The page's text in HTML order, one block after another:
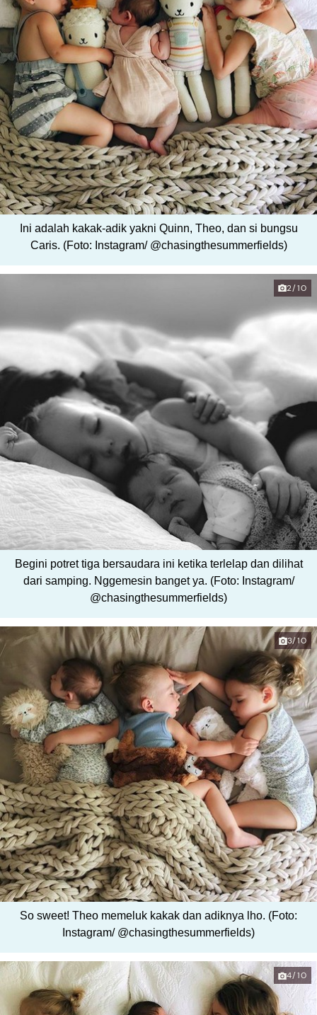
Ini adalah kakak-adik yakni Quinn, Theo, dan si bungsu
Caris. (Foto: Instagram/ @chasingthesummerfields)
2/10
Begini potret tiga bersaudara ini ketika terlelap dan dilihat
dari samping. Nggemesin banget ya. (Foto: Instagram/
@chasingthesummerfields)
3/10
So sweet! Theo memeluk kakak dan adiknya lho. (Foto:
Instagram/ @chasingthesummerfields)
4/10